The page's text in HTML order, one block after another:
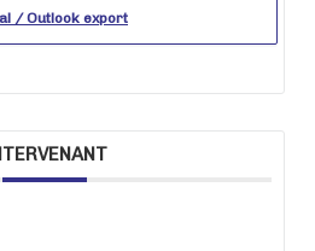
/ Outlook export